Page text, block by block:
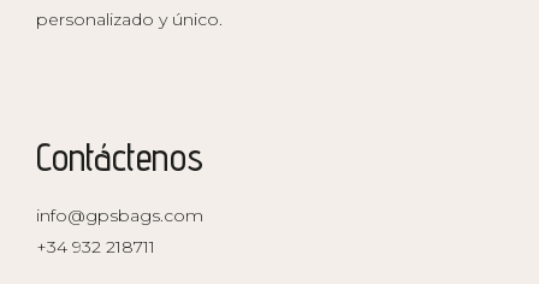
personalizado y único.
Contáctenos
info@gpsbags.com
+34 932 218711